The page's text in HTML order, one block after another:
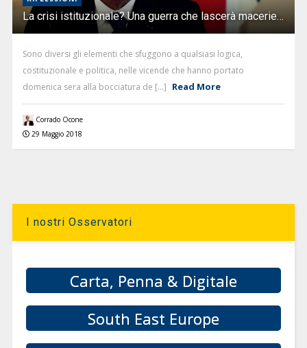
La crisi istituzionale? Una guerra che lascerà macerie…
Sono diversi gli elementi che sfuggono a qualsiasi logica,
costituzionale e politica, nelle vicende che hanno portato
domenica sera alla bocciatura de [...] Read More
Corrado Ocone
29 Maggio 2018
I nostri Osservatori
Carta, Penna & Digitale
South East Europe